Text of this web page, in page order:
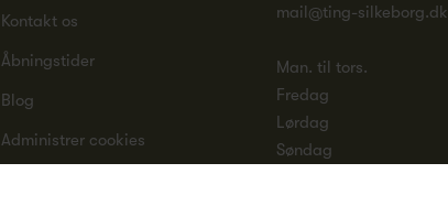
Kontakt os
Åbningstider
Blog
Administrer cookies
mail@ting-silkeborg.dk
Man. til tors.
Fredag
Lørdag
Søndag